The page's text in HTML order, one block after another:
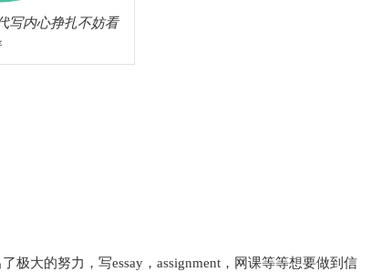
写内心挣扎不妨看
大的努力，写essay，assignment，网课等等想要做到信